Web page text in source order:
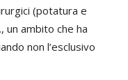
(potatura e
un ambito che ha
non l’esclusivo